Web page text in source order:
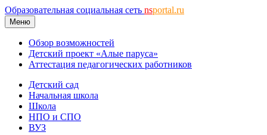
Образовательная социальная сеть nsportal.ru
Меню
Обзор возможностей
Детский проект «Алые паруса»
Аттестация педагогических работников
Детский сад
Начальная школа
Школа
НПО и СПО
ВУЗ